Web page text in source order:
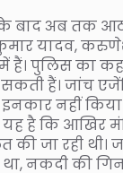
अब तक आठ
यादव,
हैं। पुलिस का
हैं। जांच
नहीं
है कि आखिर
की जा रही
नकदी की